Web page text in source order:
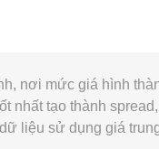
khối lượng giao dịch
có thể kéo nhu
chấp nhận rủi ro
và biến động trên
pháp lý — như
thể gây biến động
nơi mức giá hình
nhất tạo thành
liệu sử dụng giá